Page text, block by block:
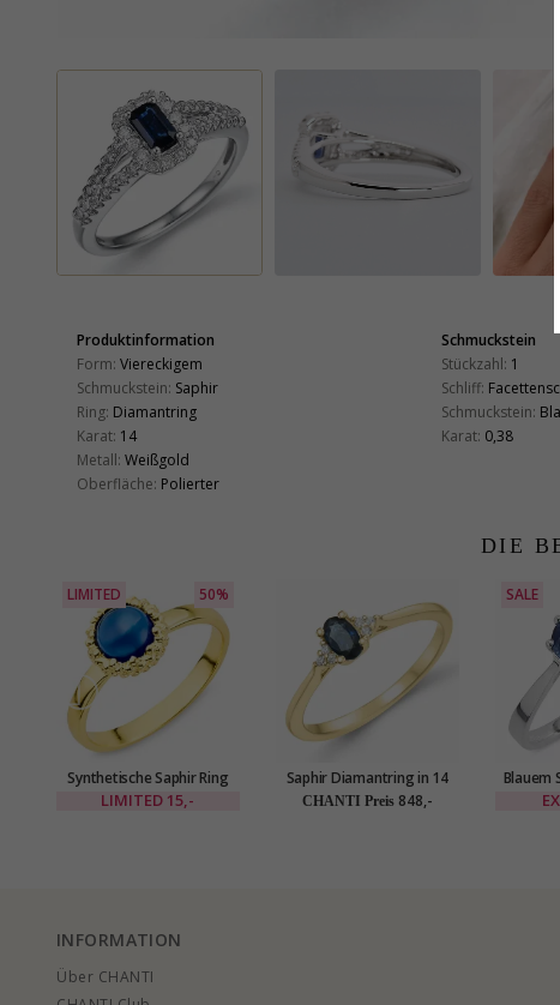
Produktinformation
Form: Viereckigem
Schmuckstein: Saphir
Ring: Diamantring
Karat: 14
Metall: Weißgold
Oberfläche: Polierter
Schmuckstein
Stückzahl: 1
Schliff:
Schmuckstein:
Karat: 0,38
DIE
LIMITED 50%
Synthetische Saphir Ring
aus vergoldetes Messing -
LIMITED 15,-
Saphir Diamantring in 14
Karat Gold 0,35 ct 0,03 ct
CHANTI Preis 848,-
SALE
Blauem
INFORMATION
Über CHANTI